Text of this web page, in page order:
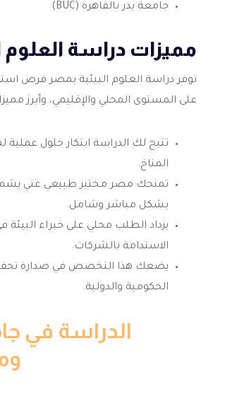
جامعة بدر بالقاهرة (BUC)
مميزات دراسة العلوم
توفر دراسة العلوم البيئية بمصر فرص
على المستوى المحلي والإقليمي، وأبرز
تتيح لك الدراسة ابتكار حلول
المناخ.
تمنحك مصر مختبر طبيعي غني يشمل
بشكل مباشر وشامل.
يزداد الطلب محلي على خبراء البيئة
الاستدامة بالشركات.
يضعك هذا التخصص في صدارة تحقيق
الحكومية والدولية.